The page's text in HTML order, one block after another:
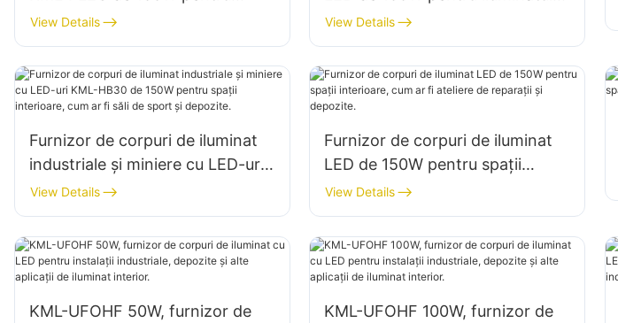
panouri publicitare exterioare și
iluminat publicitar de mari
dimensiuni
View Details
de mare îngustă KML-HB40,
pentru iluminatul spațiilor
interioare din fabrici, depozite
etc.
View Details
Furnizor de corpuri de iluminat
industriale și miniere cu LED-uri
KML-HB30 de 150W pentru
spații interioare, cum ar fi săli de
sport și depozite.
View Details
Furnizor de corpuri de iluminat
LED de 150W pentru spații
interioare, cum ar fi ateliere de
reparații și depozite.
View Details
KML-UFOHF 50W, furnizor de
KML-UFOHF 100W, furnizor de